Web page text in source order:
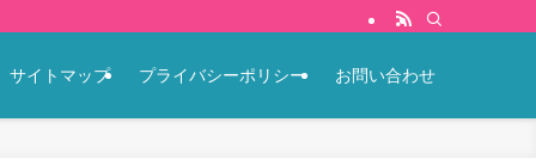
サイトマップ プライバシーポリシー お問い合わせ